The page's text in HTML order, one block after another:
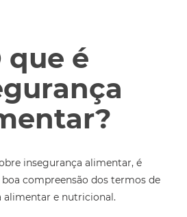
que é
insegurança alimentar, é
compreensão dos termos de
alimentar e nutricional.